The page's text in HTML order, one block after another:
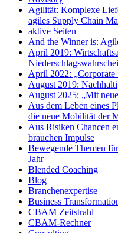
Agilität: Komplexe
agiles Supply Chain
aktive Seiten
And the Winner is:
April 2019:
April 2022:
August 2019:
August 2025: „Mit
Aus dem Leben eines
die neue Mobilität der
Aus Risiken Chancen
brauchen Impulse
Bewegende Themen
Jahr
Blended Coaching
Blog
Branchenexpertise
Business
CBAM Zeitstrahl
CBAM-Rechner